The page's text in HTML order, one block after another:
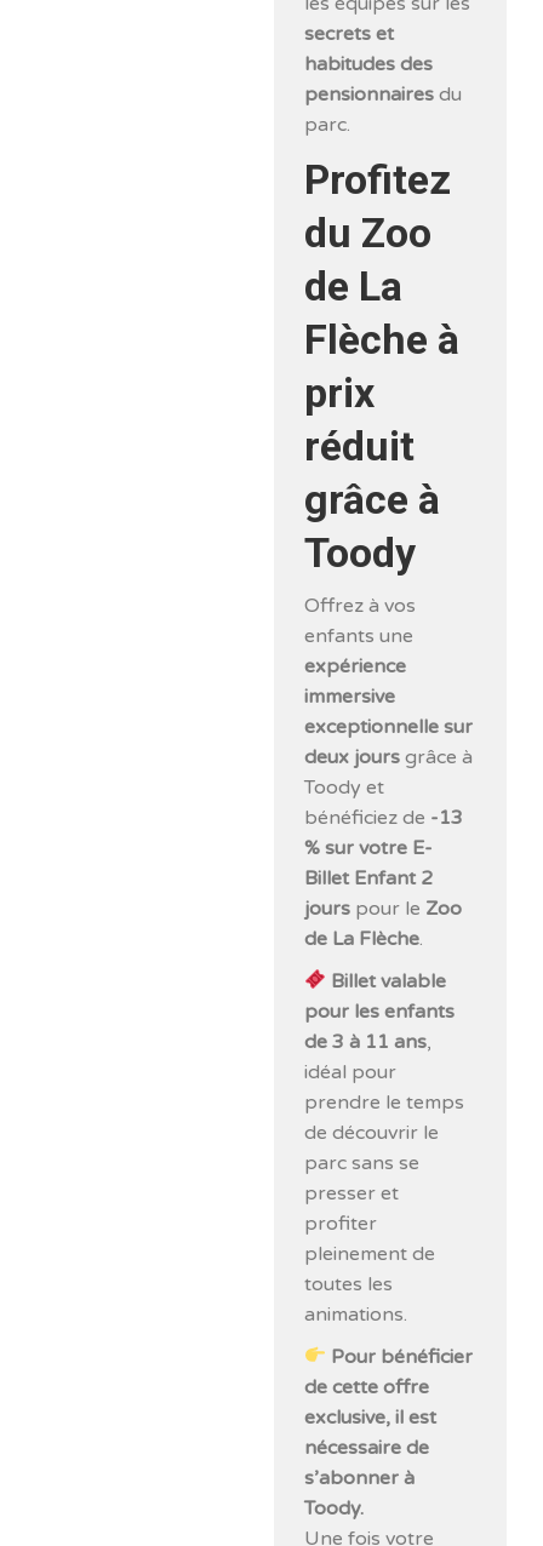
secrets et
habitudes des
pensionnaires du
parc.
Profitez
du Zoo
de La
Flèche à
prix
réduit
grâce à
Toody
Offrez à vos
enfants une
expérience
immersive
exceptionnelle sur
deux jours grâce à
Toody et
bénéficiez de -13
% sur votre E-
Billet Enfant 2
jours pour le Zoo
de La Flèche.
Billet valable
pour les enfants
de 3 à 11 ans,
idéal pour
prendre le temps
de découvrir le
parc sans se
presser et
profiter
pleinement de
toutes les
animations.
Pour bénéficier
de cette offre
exclusive, il est
nécessaire de
s’abonner à
Toody.
Une fois votre